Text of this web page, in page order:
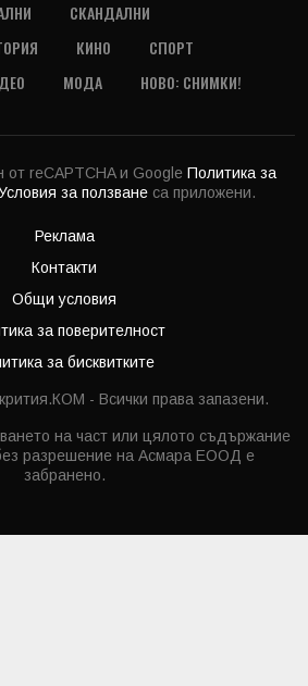
СКАНДАЛНИ
КИНО
СПОРТ
МОДА
НОВО: СНИМКИ!
от reCAPTCHA и Google Политика за
за ползване са приложени.
Реклама
Контакти
Общи условия
за поверителност
за бисквитките
- Всички права запазени.
на част или цялото съдържание
разрешение на Асмара ЕООД е
забранено.